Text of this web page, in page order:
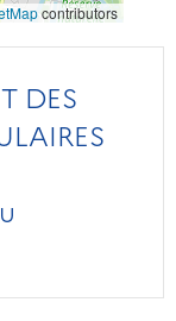
contributors
DES